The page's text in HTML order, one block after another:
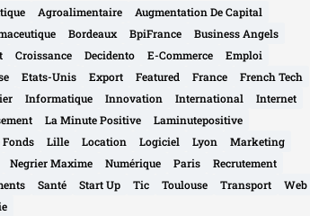
Agroalimentaire
Augmentation De Capital
Bordeaux BpiFrance
Business Angels
Croissance Decidento E-Commerce
Emploi
Etats-Unis Export Featured France
French Tech
Informatique Innovation International
Internet
La Minute Positive
Laminutepositive
Fonds
Lille Location Logiciel Lyon
Marketing
Negrier Maxime Numérique Paris
Recrutement
Santé Start Up Tic Toulouse Transport
Web